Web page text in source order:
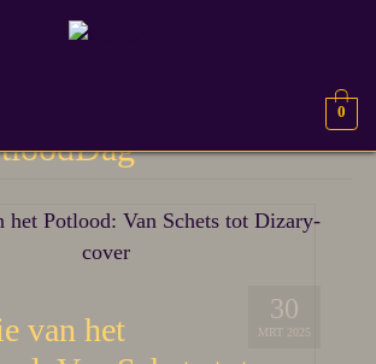
0
30
MRT 2025
van het